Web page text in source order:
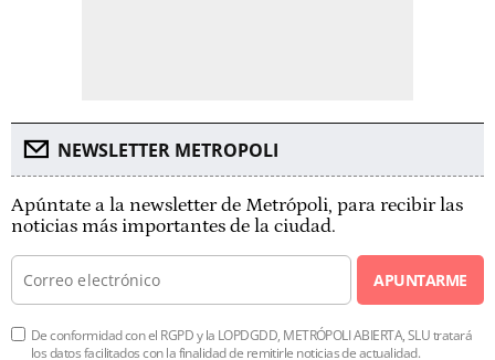
NEWSLETTER METROPOLI
Apúntate a la newsletter de Metrópoli, para recibir las
noticias más importantes de la ciudad.
APUNTARME
De conformidad con el RGPD y la LOPDGDD, METRÓPOLI ABIERTA, SLU tratará
los datos facilitados con la finalidad de remitirle noticias de actualidad.